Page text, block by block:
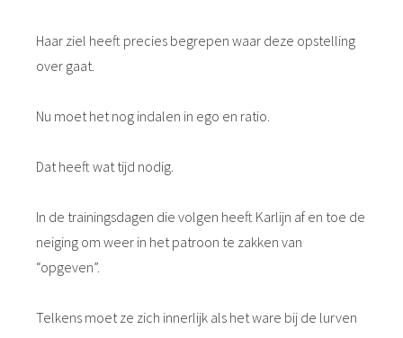
Haar ziel heeft precies begrepen waar deze opstelling
over gaat.
Nu moet het nog indalen in ego en ratio.
Dat heeft wat tijd nodig.
In de trainingsdagen die volgen heeft Karlijn af en toe de
neiging om weer in het patroon te zakken van
“opgeven”.
Telkens moet ze zich innerlijk als het ware bij de lurven